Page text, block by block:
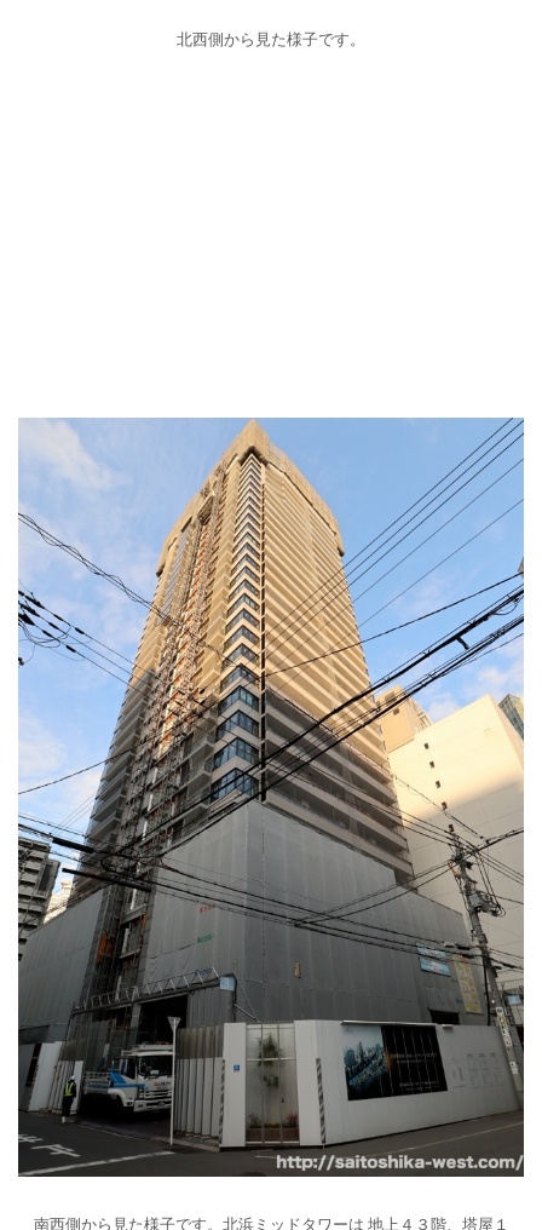
北西側から見た様子です。
南西側から見た様子です。北浜ミッドタワーは 地上４３階、塔屋１